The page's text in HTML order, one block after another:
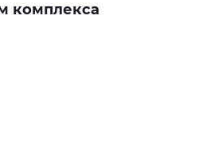
комплекса